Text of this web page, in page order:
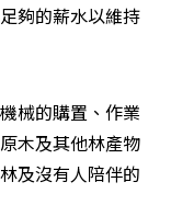
夠的薪水以維持
械的購置、作業
木及其他林產物
及沒有人陪伴的